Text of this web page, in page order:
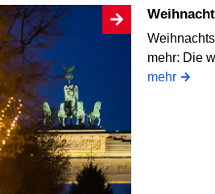
mehr: Die
mehr